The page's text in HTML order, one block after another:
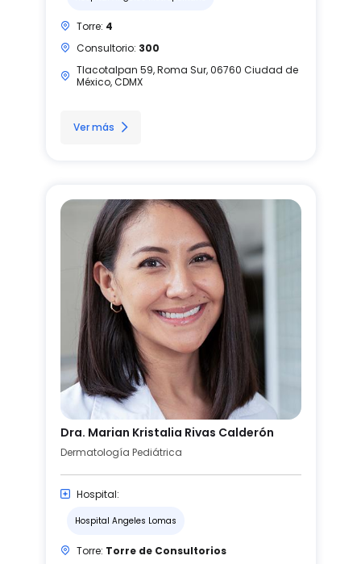
Torre: 4
Consultorio: 300
Tlacotalpan 59, Roma Sur, 06760 Ciudad de
México, CDMX
Ver más
Dra. Marian Kristalia Rivas Calderón
Dermatología Pediátrica
Hospital:
Hospital Angeles Lomas
Torre: Torre de Consultorios